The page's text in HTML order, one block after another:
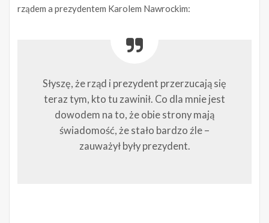
rządem a prezydentem Karolem Nawrockim:
Słyszę, że rząd i prezydent przerzucają się
teraz tym, kto tu zawinił. Co dla mnie jest
dowodem na to, że obie strony mają
świadomość, że stało bardzo źle –
zauważył były prezydent.